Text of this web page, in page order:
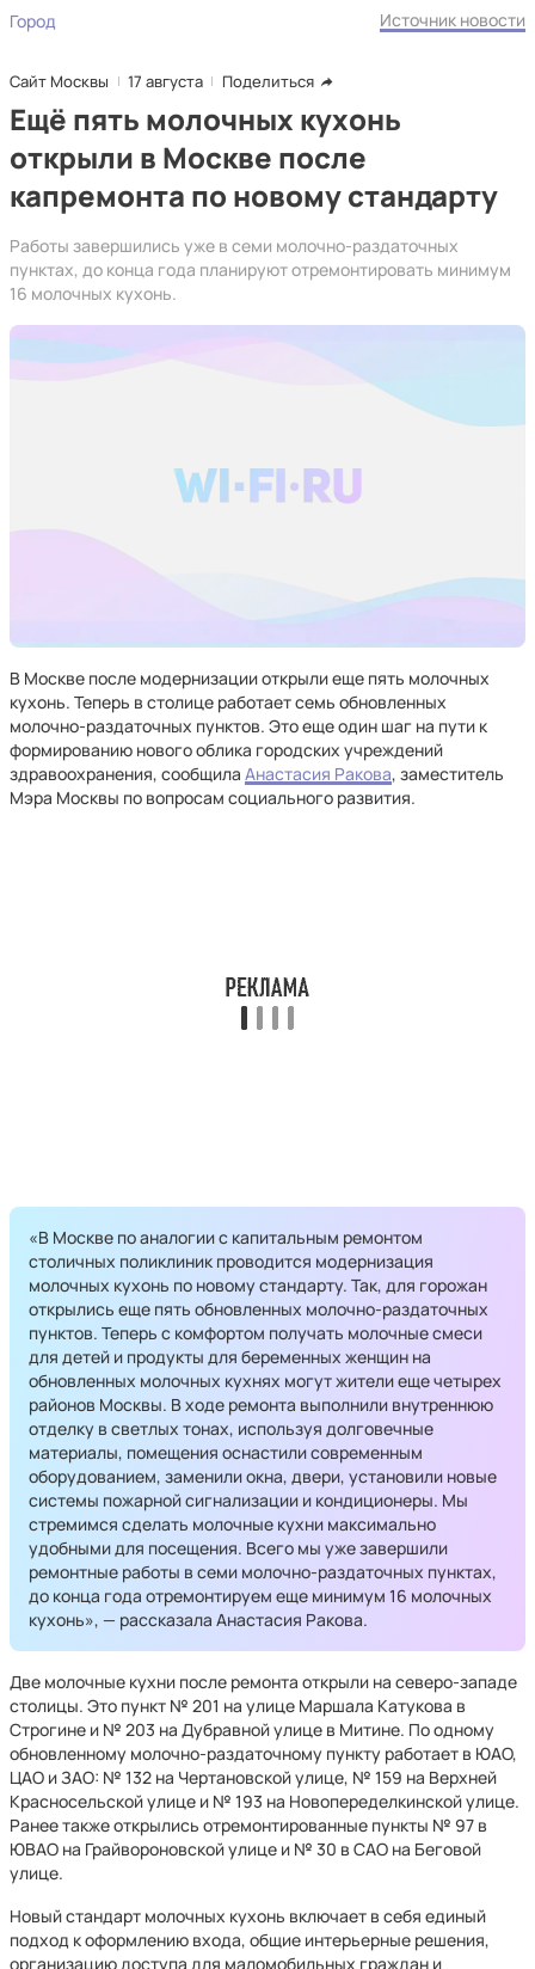
Город Источник новости
Сайт Москвы 17 августа Поделиться
Ещё пять молочных кухонь
открыли в Москве после
капремонта по новому стандарту
Работы завершились уже в семи молочно-раздаточных
пунктах, до конца года планируют отремонтировать минимум
16 молочных кухонь.
В Москве после модернизации открыли еще пять молочных
кухонь. Теперь в столице работает семь обновленных
молочно-раздаточных пунктов. Это еще один шаг на пути к
формированию нового облика городских учреждений
здравоохранения, сообщила Анастасия Ракова, заместитель
Мэра Москвы по вопросам социального развития.
«В Москве по аналогии с капитальным ремонтом
столичных поликлиник проводится модернизация
молочных кухонь по новому стандарту. Так, для горожан
открылись еще пять обновленных молочно-раздаточных
пунктов. Теперь с комфортом получать молочные смеси
для детей и продукты для беременных женщин на
обновленных молочных кухнях могут жители еще четырех
районов Москвы. В ходе ремонта выполнили внутреннюю
отделку в светлых тонах, используя долговечные
материалы, помещения оснастили современным
оборудованием, заменили окна, двери, установили новые
системы пожарной сигнализации и кондиционеры. Мы
стремимся сделать молочные кухни максимально
удобными для посещения. Всего мы уже завершили
ремонтные работы в семи молочно-раздаточных пунктах,
до конца года отремонтируем еще минимум 16 молочных
кухонь», — рассказала Анастасия Ракова.
Две молочные кухни после ремонта открыли на северо-западе
столицы. Это пункт № 201 на улице Маршала Катукова в
Строгине и № 203 на Дубравной улице в Митине. По одному
обновленному молочно-раздаточному пункту работает в ЮАО,
ЦАО и ЗАО: № 132 на Чертановской улице, № 159 на Верхней
Красносельской улице и № 193 на Новопеределкинской улице.
Ранее также открылись отремонтированные пункты № 97 в
ЮВАО на Грайвороновской улице и № 30 в САО на Беговой
улице.
Новый стандарт молочных кухонь включает в себя единый
подход к оформлению входа, общие интерьерные решения,
организацию доступа для маломобильных граждан и